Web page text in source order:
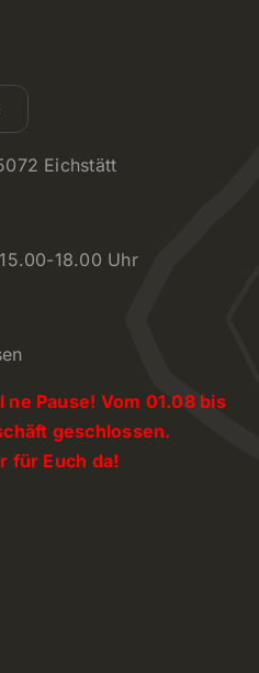
Eichstätt
18.00 Uhr
Pause! Vom 01.08 bis
geschlossen.
für Euch da!